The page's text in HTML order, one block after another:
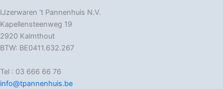
IJzerwaren ‘t Pannenhuis N.V.
Kapellensteenweg 19
2920 Kalmthout
BTW: BE0411.632.267
Tel : 03 666 66 76
info@tpannenhuis.be